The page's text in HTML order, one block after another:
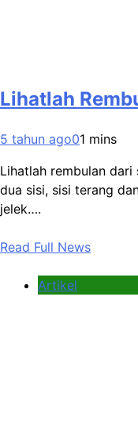
Lihatlah
5 tahun ago01 mins
Lihatlah rembulan
dua sisi, sisi terang
jelek….
Read Full News
Artikel